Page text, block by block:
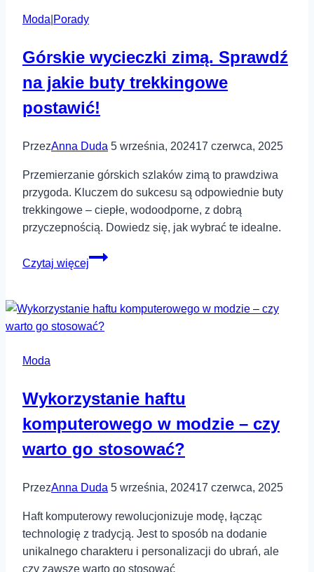
ubierać
i
mniej
ubrań?
Moda Porady
Górskie wycieczki zimą. Sprawdź
na jakie buty trekkingowe
postawić!
PrzezAnna Duda 5 września, 202417 czerwca, 2025
Przemierzanie górskich szlaków zimą to prawdziwa
przygoda. Kluczem do sukcesu są odpowiednie buty
trekkingowe – ciepłe, wodoodporne, z dobrą
przyczepnością. Dowiedz się, jak wybrać te idealne.
Czytaj więcej
Górskie
Sprawdź
na
postawić!
Moda
Wykorzystanie haftu
komputerowego w modzie – czy
warto go stosować?
PrzezAnna Duda 5 września, 202417 czerwca, 2025
Haft komputerowy rewolucjonizuje modę, łącząc
technologię z tradycją. Jest to sposób na dodanie
unikalnego charakteru i personalizacji do ubrań, ale
czy zawsze warto go stosować